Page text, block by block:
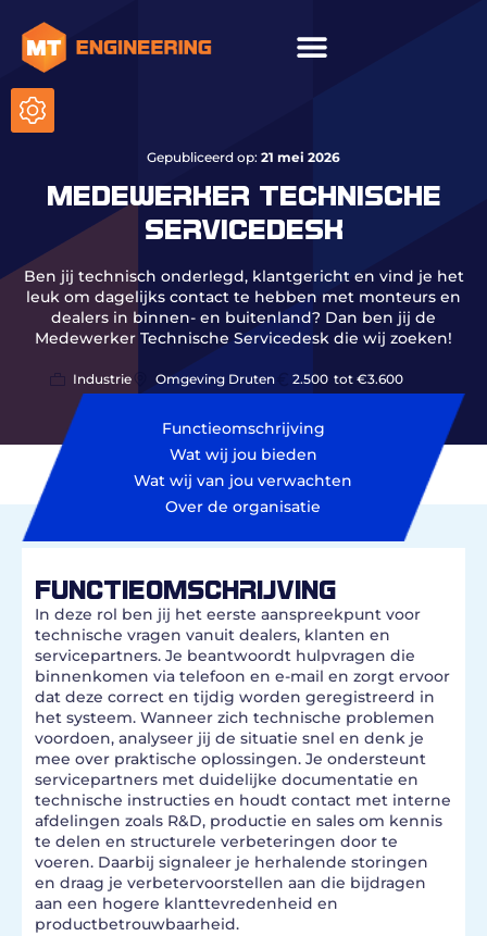
Gepubliceerd op: 21 mei 2026
MEDEWERKER TECHNISCHE
SERVICEDESK
Ben jij technisch onderlegd, klantgericht en vind je het
leuk om dagelijks contact te hebben met monteurs en
dealers in binnen- en buitenland? Dan ben jij de
Medewerker Technische Servicedesk die wij zoeken!
Industrie Omgeving Druten 2.500 tot €3.600
Functieomschrijving
Wat wij jou bieden
Wat wij van jou verwachten
Over de organisatie
FUNCTIEOMSCHRIJVING
In deze rol ben jij het eerste aanspreekpunt voor
technische vragen vanuit dealers, klanten en
servicepartners. Je beantwoordt hulpvragen die
binnenkomen via telefoon en e-mail en zorgt ervoor
dat deze correct en tijdig worden geregistreerd in
het systeem. Wanneer zich technische problemen
voordoen, analyseer jij de situatie snel en denk je
mee over praktische oplossingen. Je ondersteunt
servicepartners met duidelijke documentatie en
technische instructies en houdt contact met interne
afdelingen zoals R&D, productie en sales om kennis
te delen en structurele verbeteringen door te
voeren. Daarbij signaleer je herhalende storingen
en draag je verbetervoorstellen aan die bijdragen
aan een hogere klanttevredenheid en
productbetrouwbaarheid.